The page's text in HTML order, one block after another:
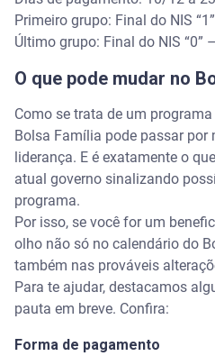
Primeiro grupo: Final do NIS
Último grupo: Final do NIS “0”
O que pode mudar no
Como se trata de um
Bolsa Família pode passar por
liderança. E é exatamente o
atual governo sinalizando
programa.
Por isso, se você for um
olho não só no calendário do
também nas prováveis
Para te ajudar, destacamos
pauta em breve. Confira:
Forma de pagamento